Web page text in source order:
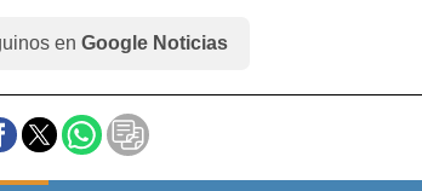
en Google Noticias